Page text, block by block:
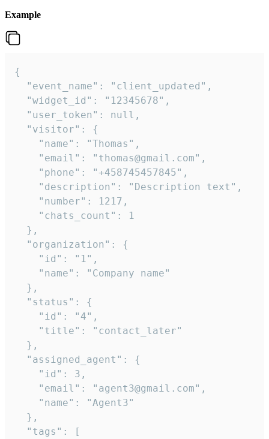
Example
{
  "event_name": "client_updated",
  "widget_id": "12345678",
  "user_token": null,
  "visitor": {
    "name": "Thomas",
    "email": "thomas@gmail.com",
    "phone": "+458745457845",
    "description": "Description text",
    "number": 1217,
    "chats_count": 1
  },
  "organization": {
    "id": "1",
    "name": "Company name"
  },
  "status": {
    "id": "4",
    "title": "contact_later"
  },
  "assigned_agent": {
    "id": 3,
    "email": "agent3@gmail.com",
    "name": "Agent3"
  },
  "tags": [